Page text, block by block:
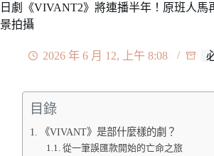
日劇《VIVANT2》將連播半年！原班人馬
景拍攝
2026 年 6 月 12, 上午 8:08
目錄
《VIVANT》是部什麼樣的劇？
從一筆誤匯款開始的亡命之旅